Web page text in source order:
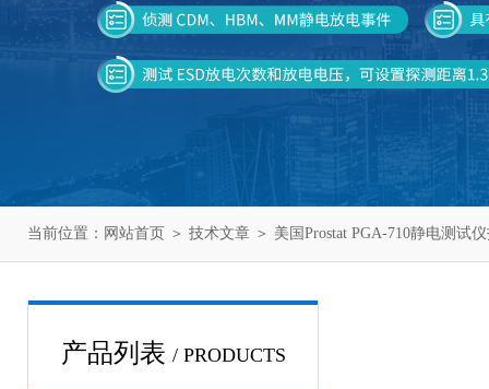
当前位置： 网站首页 ＞ 技术文章 ＞ 美国Prostat PGA-710静电测试
产品列表 / PRODUCTS